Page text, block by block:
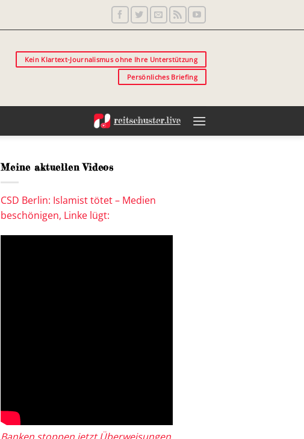
Kein Klartext-Journalismus ohne Ihre Unterstützung
Persönliches Briefing
Meine aktuellen Videos
CSD Berlin: Islamist tötet – Medien
beschönigen, Linke lügt: